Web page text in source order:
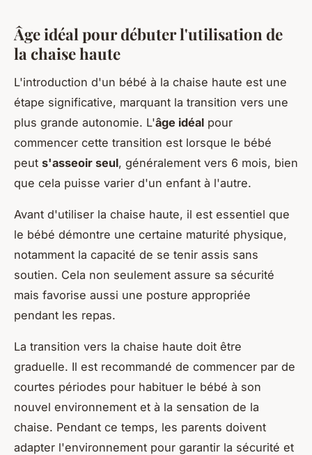
Âge idéal pour débuter l'utilisation de
la chaise haute
L'introduction d'un bébé à la chaise haute est une
étape significative, marquant la transition vers une
plus grande autonomie. L'âge idéal pour
commencer cette transition est lorsque le bébé
peut s'asseoir seul, généralement vers 6 mois, bien
que cela puisse varier d'un enfant à l'autre.
Avant d'utiliser la chaise haute, il est essentiel que
le bébé démontre une certaine maturité physique,
notamment la capacité de se tenir assis sans
soutien. Cela non seulement assure sa sécurité
mais favorise aussi une posture appropriée
pendant les repas.
La transition vers la chaise haute doit être
graduelle. Il est recommandé de commencer par de
courtes périodes pour habituer le bébé à son
nouvel environnement et à la sensation de la
chaise. Pendant ce temps, les parents doivent
adapter l'environnement pour garantir la sécurité et